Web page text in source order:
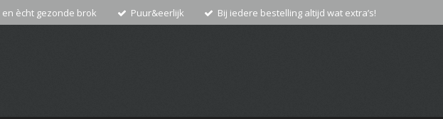
en ècht gezonde brok Puur&eerlijk Bij iedere bestelling altijd wat extra’s!